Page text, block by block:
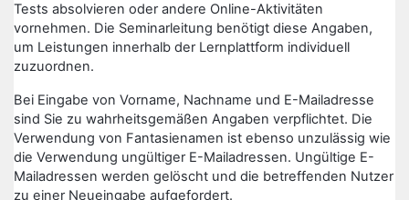
Tests absolvieren oder andere Online-Aktivitäten
vornehmen. Die Seminarleitung benötigt diese Angaben,
um Leistungen innerhalb der Lernplattform individuell
zuzuordnen.
Bei Eingabe von Vorname, Nachname und E-Mailadresse
sind Sie zu wahrheitsgemäßen Angaben verpflichtet. Die
Verwendung von Fantasienamen ist ebenso unzulässig wie
die Verwendung ungültiger E-Mailadressen. Ungültige E-
Mailadressen werden gelöscht und die betreffenden Nutzer
zu einer Neueingabe aufgefordert.